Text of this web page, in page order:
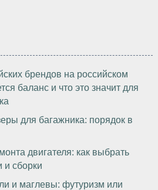
брендов на российском
баланс и что это значит для
для багажника: порядок в
двигателя: как выбрать
и сборки
и маглевы: футуризм или